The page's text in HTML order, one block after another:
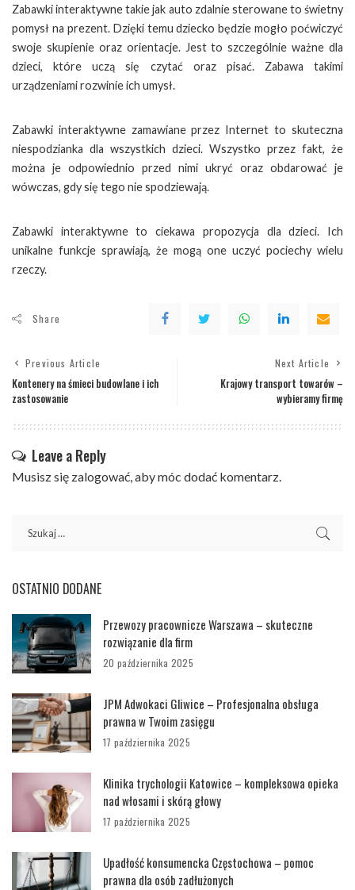
Zabawki interaktywne takie jak auto zdalnie sterowane to świetny
pomysł na prezent. Dzięki temu dziecko będzie mogło poćwiczyć
swoje skupienie oraz orientacje. Jest to szczególnie ważne dla
dzieci, które uczą się czytać oraz pisać. Zabawa takimi
urządzeniami rozwinie ich umysł.
Zabawki interaktywne zamawiane przez Internet to skuteczna
niespodzianka dla wszystkich dzieci. Wszystko przez fakt, że
można je odpowiednio przed nimi ukryć oraz obdarować je
wówczas, gdy się tego nie spodziewają.
Zabawki interaktywne to ciekawa propozycja dla dzieci. Ich
unikalne funkcje sprawiają, że mogą one uczyć pociechy wielu
rzeczy.
Share
Previous Article
Kontenery na śmieci budowlane i ich
zastosowanie
Next Article
Krajowy transport towarów –
wybieramy firmę
Leave a Reply
Musisz się zalogować, aby móc dodać komentarz.
OSTATNIO DODANE
Przewozy pracownicze Warszawa – skuteczne
rozwiązanie dla firm
20 października 2025
JPM Adwokaci Gliwice – Profesjonalna obsługa
prawna w Twoim zasięgu
17 października 2025
Klinika trychologii Katowice – kompleksowa opieka
nad włosami i skórą głowy
17 października 2025
Upadłość konsumencka Częstochowa – pomoc
prawna dla osób zadłużonych